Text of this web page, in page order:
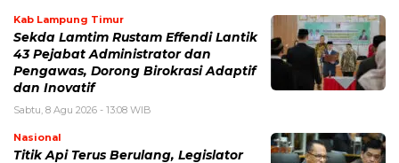
Kab Lampung Timur
Sekda Lamtim Rustam Effendi Lantik
43 Pejabat Administrator dan
Pengawas, Dorong Birokrasi Adaptif
dan Inovatif
Sabtu, 8 Agu 2026 - 13:08 WIB
Nasional
Titik Api Terus Berulang, Legislator